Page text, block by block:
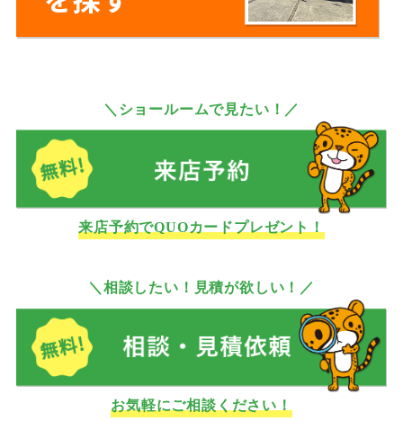
＼ショールームで見たい！／
来店予約でQUOカードプレゼント！
＼相談したい！見積が欲しい！／
お気軽にご相談ください！